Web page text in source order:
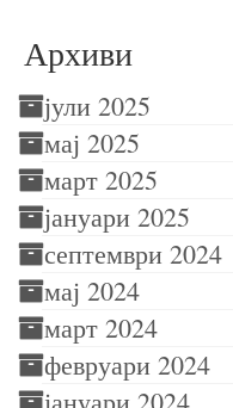
Архиви
јули 2025
мај 2025
март 2025
јануари 2025
септември 2024
мај 2024
март 2024
февруари 2024
јануари 2024